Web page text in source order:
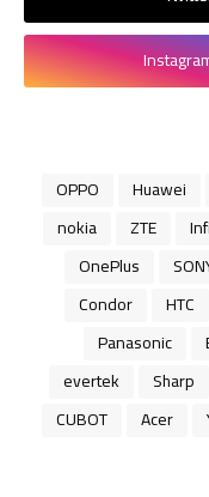
Huawei
OPPO
ZTE
nokia
OnePlus
HTC
Condor
Panasonic
Sharp
evertek
Acer
CUBOT